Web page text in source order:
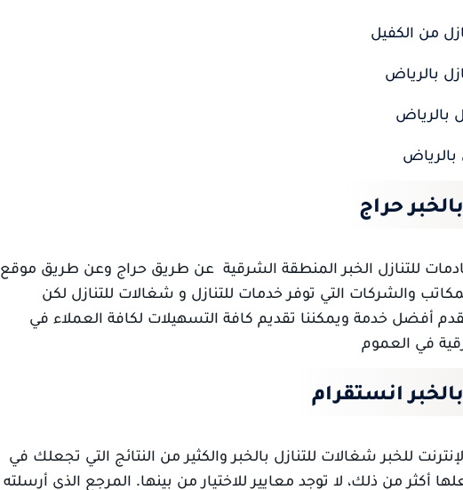
من الكفيل
بالرياض
بالرياض
بالرياض
بالخبر حراج
للتنازل الخبر المنطقة الشرقية عن طريق حراج وعن طريق موقع
والشركات التي توفر خدمات للتنازل و شغالات للتنازل لكن
أفضل خدمة ويمكننا تقديم كافة التسهيلات لكافة العملاء في
في العموم
انستقرام
للخبر شغالات للتنازل بالخبر والكثير من النتائج التي تجعلك في
أكثر من ذلك، لا توجد معايير للاختيار من بينها. المرجع الذي أرسلته